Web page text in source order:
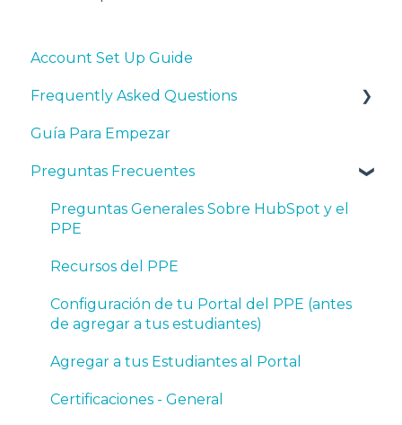
Account Set Up Guide
Frequently Asked Questions
General HubSpot and Program Questions
Syllabi, Curriculum, and Teaching Resources
Account Set Up - Prior to Adding Students
Certifications - Assigning and Tracking
Certifications - After Completed
Software
Guía Para Empezar
Preguntas Frecuentes
Preguntas Generales Sobre HubSpot y el
PPE
Recursos del PPE
Configuración de tu Portal del PPE (antes
de agregar a tus estudiantes)
Agregar a tus Estudiantes al Portal
Certificaciones - General